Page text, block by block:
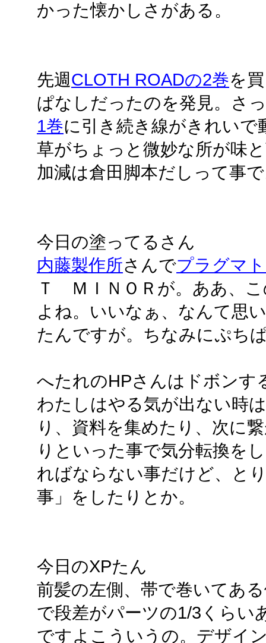
かった懐かしさがある。
先週CLOTH ROADの2巻を
ぱなしだったのを発見。さ
1巻に引き続き線がきれい
草がちょっと微妙な所が味
加減は倉田脚本だしって事
今日の塗ってるさん
内藤製作所さんでプラグマ
Ｔ ＭＩＮＯＲが。ああ、
よね。いいなぁ、なんて思
たんですが。ちなみにぷち
へたれのHPさんはドボンす
わたしはやる気が出ない時
り、資料を集めたり、次に
りといった事で気分転換を
ればならない事だけど、と
事」をしたりとか。
今日のXPたん
前髪の左側、帯で巻いてあ
で段差がパーツの1/3くらい
ですよこういうの。デザイ